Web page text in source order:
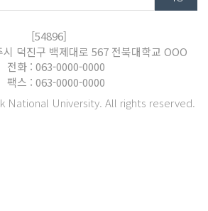
[54896]
덕진구 백제대로 567 전북대학교 OOO
전화 : 063-0000-0000
팩스 : 063-0000-0000
National University. All rights reserved.